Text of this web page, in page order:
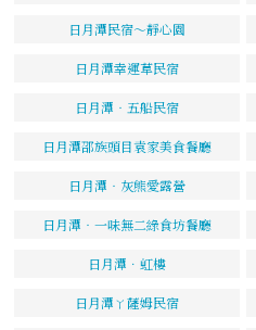
日月潭民宿～靜心園
日月潭幸運草民宿
日月潭‧五船民宿
日月潭邵族頭目袁家美食餐廳
日月潭‧灰熊愛露營
日月潭‧一味無二綠食坊餐廳
日月潭．虹樓
日月潭ㄚ薩姆民宿